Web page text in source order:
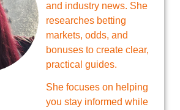
and industry news. She
researches betting
markets, odds, and
bonuses to create clear,
practical guides.
She focuses on helping
you stay informed while